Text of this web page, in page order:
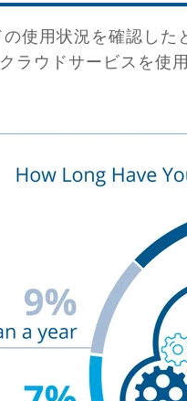
使用状況を確認した
ラウドサービスを使